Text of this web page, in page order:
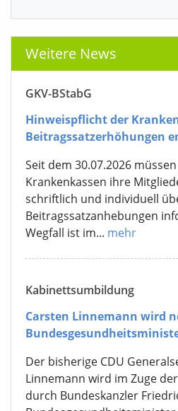
Weitere News
GKV-BStabG
Hinweispflicht der
Beitragssatzerhöhungen
Seit dem 30.07.2026
Krankenkassen ihre
schriftlich und individuell
Beitragssatzanhebungen
Wegfall ist im... mehr
Kabinettsumbildung
Carsten Linnemann wird
Der bisherige CDU
Linnemann wird im Zuge
durch Bundeskanzler